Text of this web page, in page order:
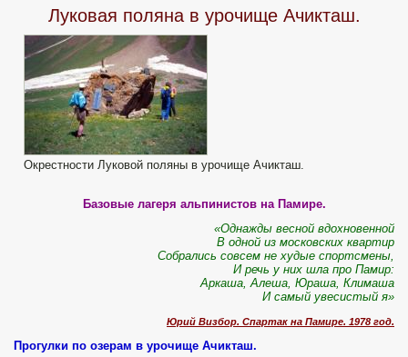
Луковая поляна в урочище Ачикташ.
Окрестности Луковой поляны в урочище Ачикташ.
Базовые лагеря альпинистов на Памире.
«Однажды весной вдохновенной
В одной из московских квартир
Собрались совсем не худые спортсмены,
И речь у них шла про Памир:
Аркаша, Алеша, Юраша, Климаша
И самый увесистый я»
Юрий Визбор. Спартак на Памире. 1978 год.
Прогулки по озерам в урочище Ачикташ.